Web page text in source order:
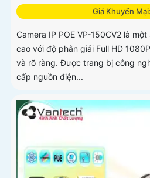
Giá Khuyến
Camera IP POE VP-150CV2 là
cao với độ phân giải Full HD
và rõ ràng. Được trang bị công
cấp nguồn điện...